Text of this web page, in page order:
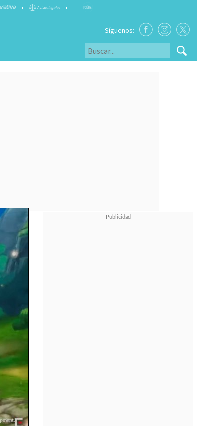
• •
Síguenos: